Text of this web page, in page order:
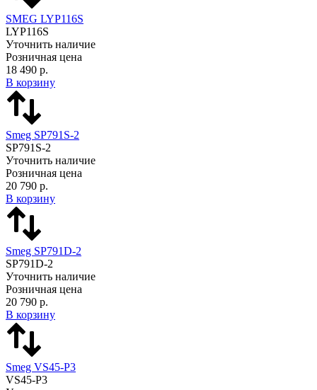
SMEG LYP116S
LYP116S
Уточнить наличие
Розничная цена
18 490 р.
В корзину
Smeg SP791S-2
SP791S-2
Уточнить наличие
Розничная цена
20 790 р.
В корзину
Smeg SP791D-2
SP791D-2
Уточнить наличие
Розничная цена
20 790 р.
В корзину
Smeg VS45-P3
VS45-P3